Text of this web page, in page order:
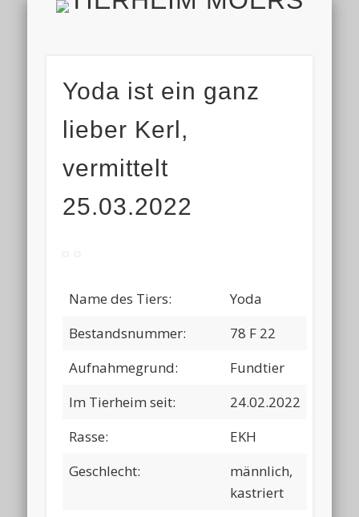
HOME
AKTUELL
ALLE TIERE
HELFEN
TIERHEIM & VEREIN
VIELEN DANK!
IMPRESSUM & DATENSCHUTZ
FINDEFIX
Yoda ist ein ganz
lieber Kerl,
vermittelt
25.03.2022
Name des Tiers:
Yoda
Bestandsnummer:
78 F 22
Aufnahmegrund:
Fundtier
Im Tierheim seit:
24.02.2022
Rasse:
EKH
Geschlecht:
männlich,
kastriert